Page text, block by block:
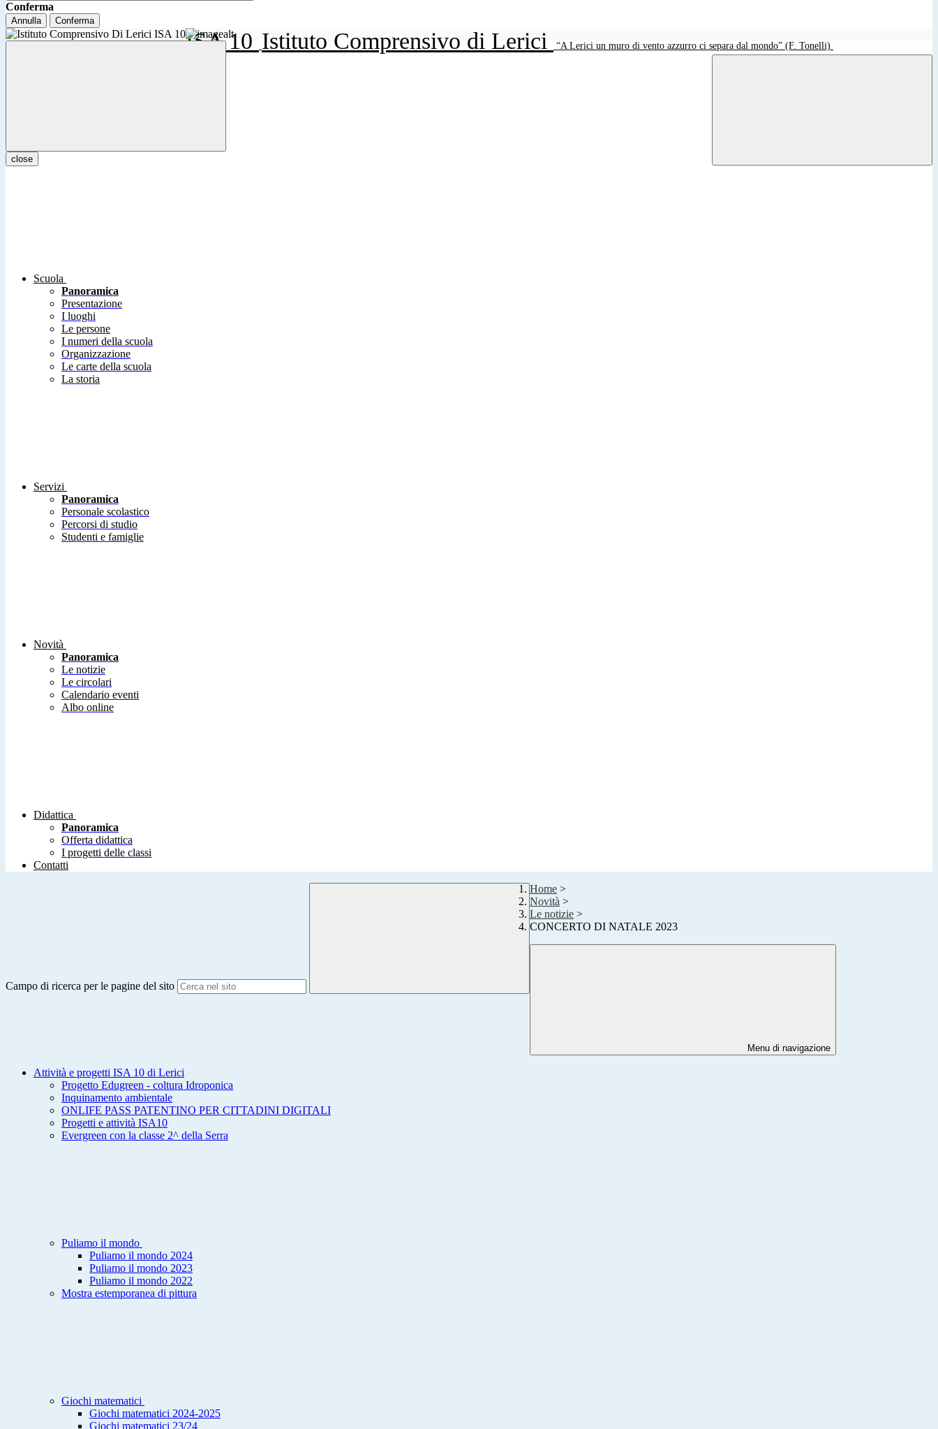
Conferma
Annulla Conferma
ISA 10 Istituto Comprensivo di Lerici “A Lerici un muro di vento azzurro ci separa dal mondo” (F. Tonelli)
close
Scuola
Panoramica
Presentazione
I luoghi
Le persone
I numeri della scuola
Organizzazione
Le carte della scuola
La storia
Servizi
Panoramica
Personale scolastico
Percorsi di studio
Studenti e famiglie
Novità
Panoramica
Le notizie
Le circolari
Calendario eventi
Albo online
Didattica
Panoramica
Offerta didattica
I progetti delle classi
Contatti
Campo di ricerca per le pagine del sito
Home >
Novità >
Le notizie >
CONCERTO DI NATALE 2023
Menu di navigazione
Attività e progetti ISA 10 di Lerici
Progetto Edugreen - coltura Idroponica
Inquinamento ambientale
ONLIFE PASS PATENTINO PER CITTADINI DIGITALI
Progetti e attività ISA10
Evergreen con la classe 2^ della Serra
Puliamo il mondo
Puliamo il mondo 2024
Puliamo il mondo 2023
Puliamo il mondo 2022
Mostra estemporanea di pittura
Giochi matematici
Giochi matematici 2024-2025
Giochi matematici 23/24